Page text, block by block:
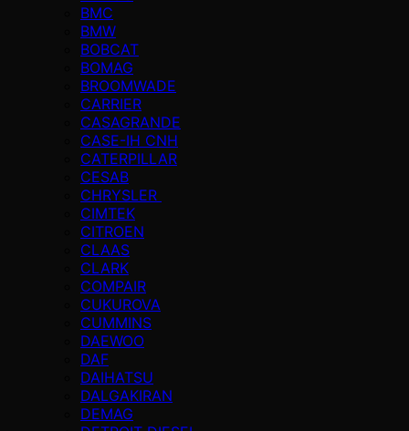
BMC
BMW
BOBCAT
BOMAG
BROOMWADE
CARRIER
CASAGRANDE
CASE-IH CNH
CATERPILLAR
CESAB
CHRYSLER
CIMTEK
CITROEN
CLAAS
CLARK
COMPAIR
CUKUROVA
CUMMINS
DAEWOO
DAF
DAIHATSU
DALGAKIRAN
DEMAG